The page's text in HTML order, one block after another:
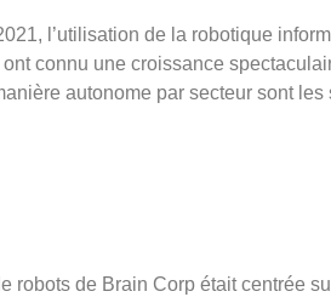
l’utilisation de la robotique
connu une croissance
autonome par secteur sont les
robots de Brain Corp était centrée